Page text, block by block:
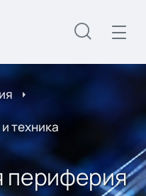
техника
периферия